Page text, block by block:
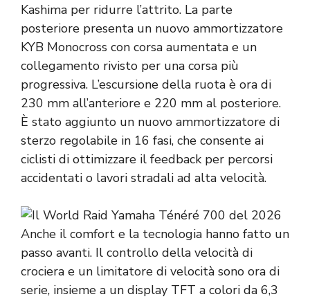
Kashima per ridurre l’attrito. La parte
posteriore presenta un nuovo ammortizzatore
KYB Monocross con corsa aumentata e un
collegamento rivisto per una corsa più
progressiva. L’escursione della ruota è ora di
230 mm all’anteriore e 220 mm al posteriore.
È stato aggiunto un nuovo ammortizzatore di
sterzo regolabile in 16 fasi, che consente ai
ciclisti di ottimizzare il feedback per percorsi
accidentati o lavori stradali ad alta velocità.
Anche il comfort e la tecnologia hanno fatto un
passo avanti. Il controllo della velocità di
crociera e un limitatore di velocità sono ora di
serie, insieme a un display TFT a colori da 6,3